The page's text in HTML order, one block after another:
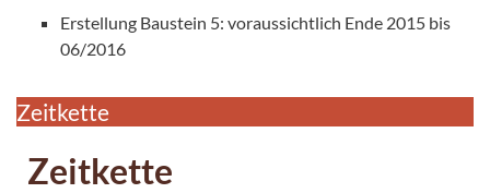
Erstellung Baustein 5: voraussichtlich Ende 2015 bis
06/2016
Zeitkette
Zeitkette